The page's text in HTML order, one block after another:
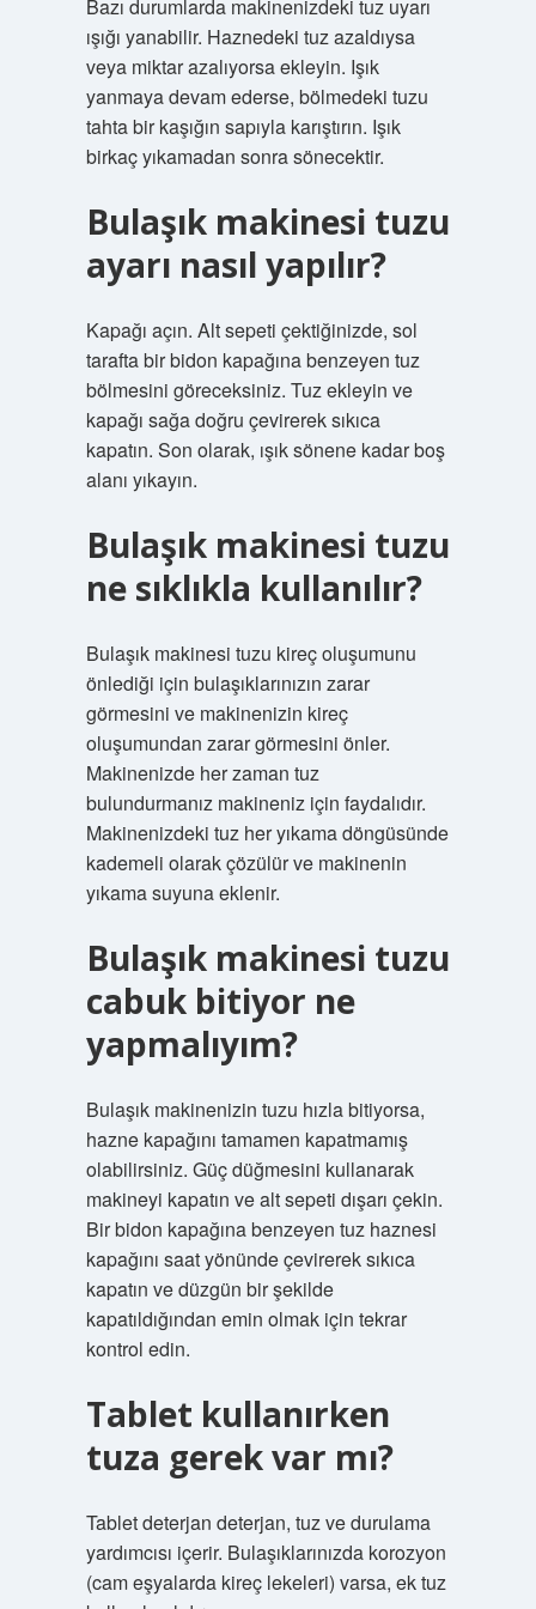
Bazı durumlarda makinenizdeki tuz uyarı
ışığı yanabilir. Haznedeki tuz azaldıysa
veya miktar azalıyorsa ekleyin. Işık
yanmaya devam ederse, bölmedeki tuzu
tahta bir kaşığın sapıyla karıştırın. Işık
birkaç yıkamadan sonra sönecektir.
Bulaşık makinesi tuzu
ayarı nasıl yapılır?
Kapağı açın. Alt sepeti çektiğinizde, sol
tarafta bir bidon kapağına benzeyen tuz
bölmesini göreceksiniz. Tuz ekleyin ve
kapağı sağa doğru çevirerek sıkıca
kapatın. Son olarak, ışık sönene kadar boş
alanı yıkayın.
Bulaşık makinesi tuzu
ne sıklıkla kullanılır?
Bulaşık makinesi tuzu kireç oluşumunu
önlediği için bulaşıklarınızın zarar
görmesini ve makinenizin kireç
oluşumundan zarar görmesini önler.
Makinenizde her zaman tuz
bulundurmanız makineniz için faydalıdır.
Makinenizdeki tuz her yıkama döngüsünde
kademeli olarak çözülür ve makinenin
yıkama suyuna eklenir.
Bulaşık makinesi tuzu
cabuk bitiyor ne
yapmalıyım?
Bulaşık makinenizin tuzu hızla bitiyorsa,
hazne kapağını tamamen kapatmamış
olabilirsiniz. Güç düğmesini kullanarak
makineyi kapatın ve alt sepeti dışarı çekin.
Bir bidon kapağına benzeyen tuz haznesi
kapağını saat yönünde çevirerek sıkıca
kapatın ve düzgün bir şekilde
kapatıldığından emin olmak için tekrar
kontrol edin.
Tablet kullanırken
tuza gerek var mı?
Tablet deterjan deterjan, tuz ve durulama
yardımcısı içerir. Bulaşıklarınızda korozyon
(cam eşyalarda kireç lekeleri) varsa, ek tuz